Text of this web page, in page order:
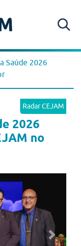
Saúde 2026
Radar CEJAM
2026
no
Next